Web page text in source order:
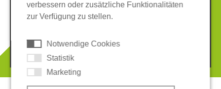
Impressum
Datenschutz
© 2026 REGUPOL Germany GmbH & Co. KG
verbessern oder zusätzliche Funktionalitäten
zur Verfügung zu stellen.
Notwendige Cookies
Statistik
Marketing